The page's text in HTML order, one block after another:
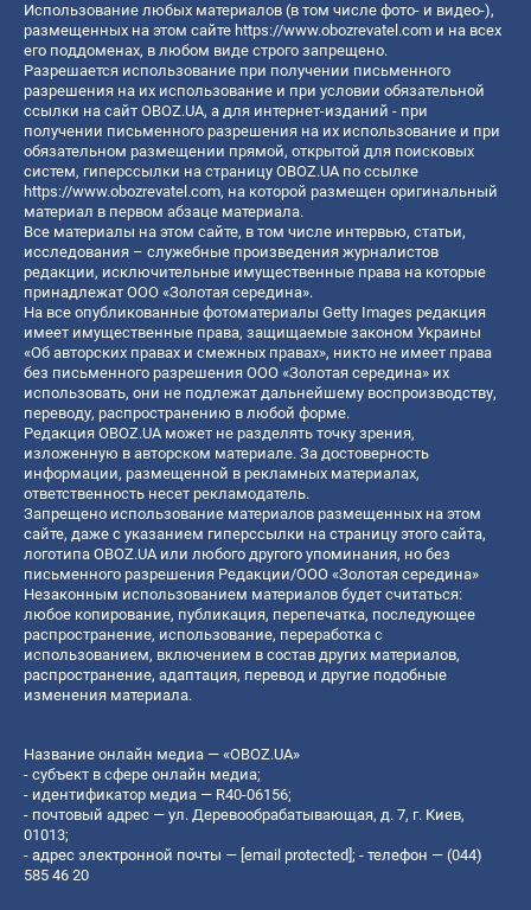
Использование любых материалов (в том числе фото- и видео-),
размещенных на этом сайте https://www.obozrevatel.com и на всех
его поддоменах, в любом виде строго запрещено.
Разрешается использование при получении письменного
разрешения на их использование и при условии обязательной
ссылки на сайт OBOZ.UA, а для интернет-изданий - при
получении письменного разрешения на их использование и при
обязательном размещении прямой, открытой для поисковых
систем, гиперссылки на страницу OBOZ.UA по ссылке
https://www.obozrevatel.com, на которой размещен оригинальный
материал в первом абзаце материала.
Все материалы на этом сайте, в том числе интервью, статьи,
исследования – служебные произведения журналистов
редакции, исключительные имущественные права на которые
принадлежат ООО «Золотая середина».
На все опубликованные фотоматериалы Getty Images редакция
имеет имущественные права, защищаемые законом Украины
«Об авторских правах и смежных правах», никто не имеет права
без письменного разрешения ООО «Золотая середина» их
использовать, они не подлежат дальнейшему воспроизводству,
переводу, распространению в любой форме.
Редакция OBOZ.UA может не разделять точку зрения,
изложенную в авторском материале. За достоверность
информации, размещенной в рекламных материалах,
ответственность несет рекламодатель.
Запрещено использование материалов размещенных на этом
сайте, даже с указанием гиперссылки на страницу этого сайта,
логотипа OBOZ.UA или любого другого упоминания, но без
письменного разрешения Редакции/ООО «Золотая середина»
Незаконным использованием материалов будет считаться:
любое копирование, публикация, перепечатка, последующее
распространение, использование, переработка с
использованием, включением в состав других материалов,
распространение, адаптация, перевод и другие подобные
изменения материала.
Название онлайн медиа — «OBOZ.UA»
- субъект в сфере онлайн медиа;
- идентификатор медиа — R40-06156;
- почтовый адрес — ул. Деревообрабатывающая, д. 7, г. Киев,
01013;
- адрес электронной почты — [email protected] ; - телефон — (044)
585 46 20